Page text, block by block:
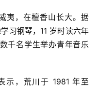
夷，在檀香山长大。据
习钢琴，11 岁时读六年
千名学生举办青年音乐
示，荒川于 1981 年至